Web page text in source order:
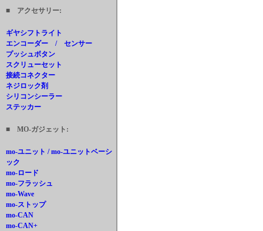
■ アクセサリー:
ギヤシフトライト
エンコーダー / センサー
プッシュボタン
スクリューセット
接続コネクター
ネジロック剤
シリコンシーラー
ステッカー
■ MO-ガジェット:
mo-ユニット / mo-ユニットベーシ
ック
mo-ロード
mo-フラッシュ
mo-Wave
mo-ストップ
mo-CAN
mo-CAN+